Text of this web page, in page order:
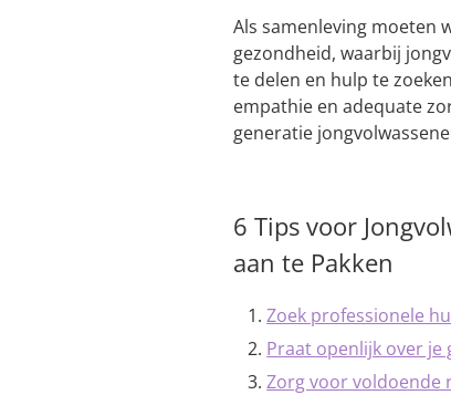
Als samenleving moeten
gezondheid, waarbij
te delen en hulp te
empathie en adequate
generatie
6 Tips voor
aan te Pakken
Zoek professionele
Praat openlijk over
Zorg voor voldoende